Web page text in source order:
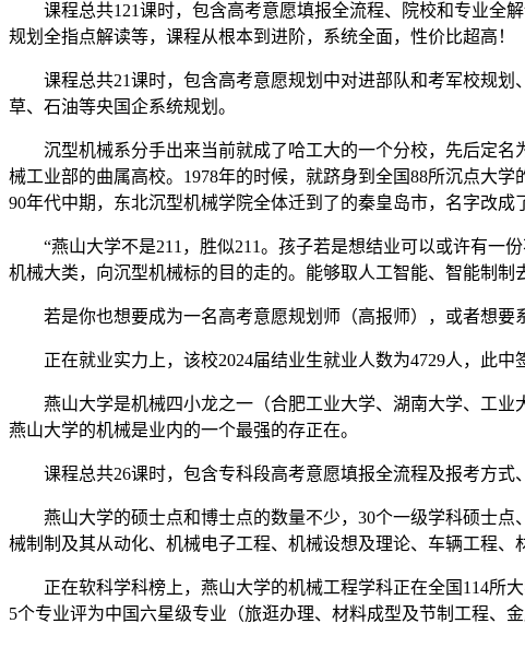
课程总共121课时，包含高考意愿填报全流程、院校和专业全解
规划全指点解读等，课程从根本到进阶，系统全面，性价比超高！
课程总共21课时，包含高考意愿规划中对进部队和考军校规划
草、石油等央国企系统规划。
沉型机械系分手出来当前就成了哈工大的一个分校，先后定名
械工业部的曲属高校。1978年的时候，就跻身到全国88所沉点大
90年代中期，东北沉型机械学院全体迁到了的秦皇岛市，名字改成
“燕山大学不是211，胜似211。孩子若是想结业可以或许有一
机械大类，向沉型机械标的目的走的。能够取人工智能、智能制制
若是你也想要成为一名高考意愿规划师（高报师），或者想要
正在就业实力上，该校2024届结业生就业人数为4729人，此中
燕山大学是机械四小龙之一（合肥工业大学、湖南大学、工业
燕山大学的机械是业内的一个最强的存正在。
课程总共26课时，包含专科段高考意愿填报全流程及报考方式
燕山大学的硕士点和博士点的数量不少，30个一级学科硕士点
械制制及其从动化、机械电子工程、机械设想及理论、车辆工程
正在软科学科榜上，燕山大学的机械工程学科正在全国114所大
5个专业评为中国六星级专业（旅逛办理、材料成型及节制工程、